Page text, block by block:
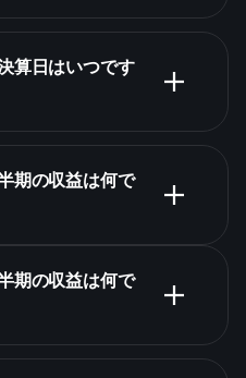
算日はいつです
決算カレンダー
期の収益は何で
期の収益は何で